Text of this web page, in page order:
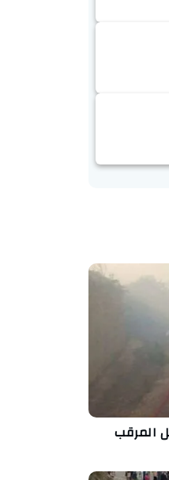
المرقب